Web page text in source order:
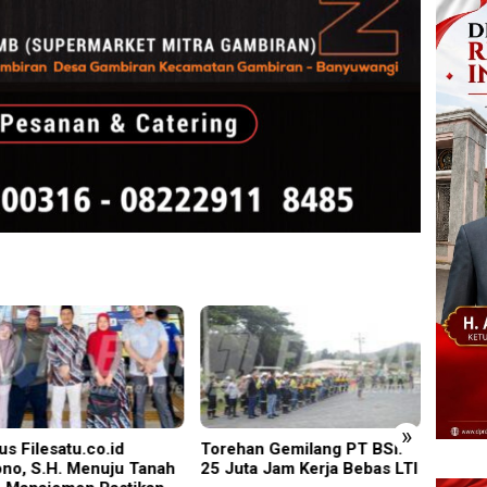
»
Filesatu.co.id
S.H. Menuju Tanah
Torehan Gemilang PT BSI:
25 Juta Jam Kerja Bebas LTI